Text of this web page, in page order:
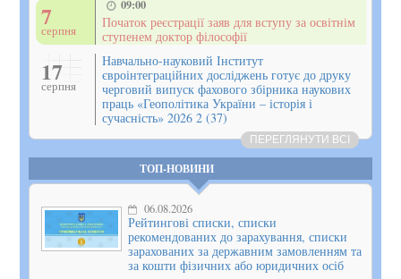
7
серпня
09:00
Початок реєстрації заяв для вступу за освітнім
ступенем доктор філософії
17
серпня
Навчально-науковий Інститут
євроінтеграційних досліджень готує до друку
черговий випуск фахового збірника наукових
праць «Геополітика України – історія і
сучасність» 2026 2 (37)
ПЕРЕГЛЯНУТИ ВСІ
ТОП-НОВИНИ
06.08.2026
Рейтингові списки, списки
рекомендованих до зарахування, списки
зарахованих за державним замовленням та
за кошти фізичних або юридичних осіб